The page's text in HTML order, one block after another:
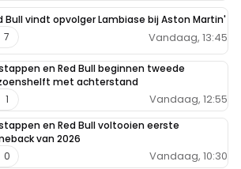
Bull vindt opvolger Lambiase bij Aston Martin'
Vandaag, 13:45
7
en Red Bull beginnen tweede
met achterstand
Vandaag, 12:55
1
en Red Bull voltooien eerste
van 2026
Vandaag, 10:30
0